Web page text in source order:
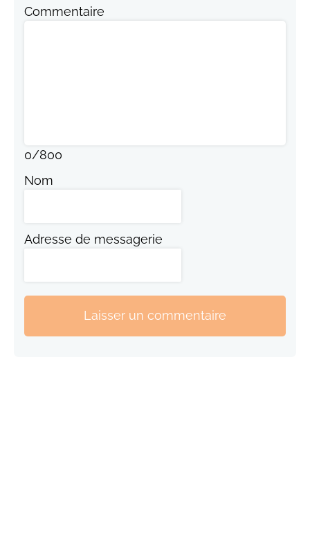
Commentaire
0/800
Nom
Adresse de messagerie
Laisser un commentaire